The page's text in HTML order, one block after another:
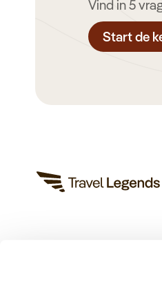
Vind in 5
Start de
Bel ons op +31 (0)73 22